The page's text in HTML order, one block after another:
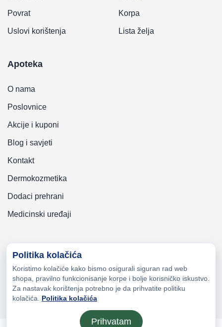
Povrat
Uslovi korištenja
Korpa
Lista želja
Apoteka
O nama
Poslovnice
Akcije i kuponi
Blog i savjeti
Kontakt
Dermokozmetika
Dodaci prehrani
Medicinski uređaji
Copyright © 2026 Zeni-Lijek Apoteka. Sva prava zadržana
Politika kolačića
Koristimo kolačiće kako bismo osigurali siguran rad web
shopa, pravilno funkcionisanje korpe i bolje korisničko iskustvo.
Za nastavak korištenja potrebno je da prihvatite politiku
kolačića. Politika kolačića
Prihvatam